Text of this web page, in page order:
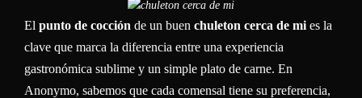
El punto de cocción de un buen chuleton cerca de mi es la
clave que marca la diferencia entre una experiencia
gastronómica sublime y un simple plato de carne. En
Anonymo, sabemos que cada comensal tiene su preferencia,